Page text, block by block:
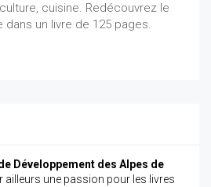
cuisine. Redécouvrez le
un livre de 125 pages.
Développement des Alpes de
ailleurs une passion pour les livres